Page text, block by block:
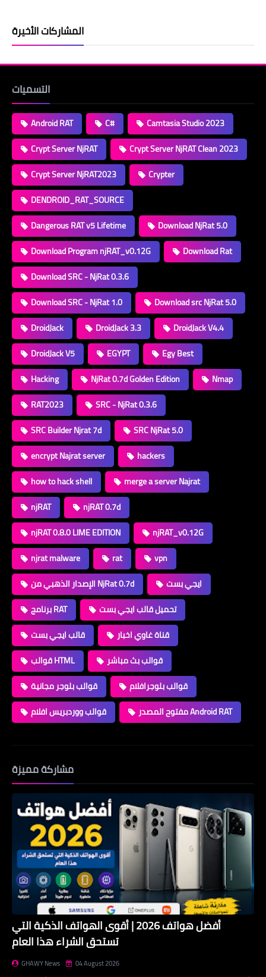
المشاركات الأخيرة
التسميات
Android RAT C#
Camtasia Studio 2023
Crypt Server NjRAT
Crypt Server NjRAT Clean 2023
Crypt Server NjRAT2023
Crypter
DENDROID_RAT_SOURCE
Dangerous RAT v5 Lifetime
Download NjRat 5.0
Download Program njRAT_v0.12G
Download Rat
Download SRC - NjRat 0.3.6
Download SRC - NjRat 1.0
Download src NjRat 5.0
DroidJack
DroidJack 3.3
DroidJack V4.4
DroidJack V5
EGYPT
Egy Best
Hacking
NjRat 0.7d Golden Edition
Nmap
RAT2023
SRC - NjRat 0.3.6
SRC Builder Njrat 7d
SRC NjRat 5.0
encrypt Najrat server
hackers
how to hack shell
merge a server Najrat
njRAT
njRAT 0.7d
njRAT 0.8.0 LIME EDITION
njRAT_v0.12G
njrat malware
rat
vpn
الإصدار الذهبي من NjRat 0.7d
ايجي بست
برنامج RAT
تحميل قالب ايجي بست
قالب ايجي بست
قناة غاوي اخبار
قوالب HTML
قوالب بث مباشر
قوالب بلوجر مجانية
قوالب بلوجرافلام
قوالب ووردبريس افلام
مفتوح المصدر Android RAT
مشاركة مميزة
أفضل هواتف 2026 | أقوى الهواتف الذكية التي
تستحق الشراء هذا العام
GHAWY News 04 August 2026